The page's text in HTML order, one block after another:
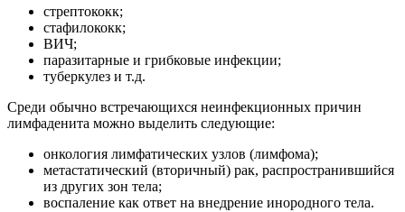
стрептококк;
стафилококк;
ВИЧ;
паразитарные и грибковые инфекции;
туберкулез и т.д.
Среди обычно встречающихся неинфекционных причин
лимфаденита можно выделить следующие:
онкология лимфатических узлов (лимфома);
метастатический (вторичный) рак, распространившийся
из других зон тела;
воспаление как ответ на внедрение инородного тела.